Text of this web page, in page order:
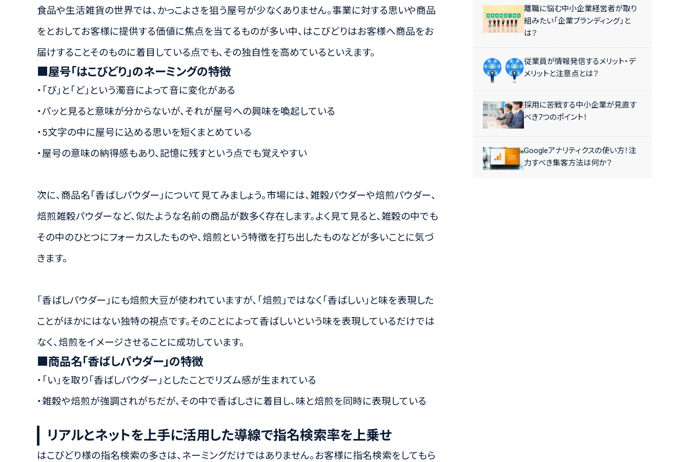
食品や生活雑貨の世界では、かっこよさを狙う屋号が少なくありません。事業に対する思いや商品
をとおしてお客様に提供する価値に焦点を当てるものが多い中、はこびどりはお客様へ商品をお
届けすることそのものに着目している点でも、その独自性を高めているといえます。
■屋号「はこびどり」のネーミングの特徴
・「び」と「ど」という濁音によって音に変化がある
・パッと見ると意味が分からないが、それが屋号への興味を喚起している
・5文字の中に屋号に込める思いを短くまとめている
・屋号の意味の納得感もあり、記憶に残すという点でも覚えやすい
次に、商品名「香ばしパウダー」について見てみましょう。市場には、雑穀パウダーや焙煎パウダー、
焙煎雑穀パウダーなど、似たような名前の商品が数多く存在します。よく見て見ると、雑穀の中でも
その中のひとつにフォーカスしたものや、焙煎という特徴を打ち出したものなどが多いことに気づ
きます。
「香ばしパウダー」にも焙煎大豆が使われていますが、「焙煎」ではなく「香ばしい」と味を表現した
ことがほかにはない独特の視点です。そのことによって香ばしいという味を表現しているだけでは
なく、焙煎をイメージさせることに成功しています。
■商品名「香ばしパウダー」の特徴
・「い」を取り「香ばしパウダー」としたことでリズム感が生まれている
・雑穀や焙煎が強調されがちだが、その中で香ばしさに着目し、味と焙煎を同時に表現している
リアルとネットを上手に活用した導線で指名検索率を上乗せ
はこびどり様の指名検索の多さは、ネーミングだけではありません。お客様に指名検索をしてもら
離職に悩む中小企業経営者が取り
組みたい「企業ブランディング」と
は？
従業員が情報発信するメリット・デ
メリットと注意点とは？
採用に苦戦する中小企業が見直す
べき7つのポイント！
Googleアナリティクスの使い方！注
力すべき集客方法は何か？